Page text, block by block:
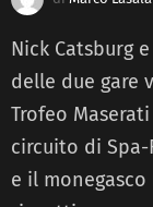
Nick Catsburg
delle due gare
Trofeo
circuito di Spa-
e il